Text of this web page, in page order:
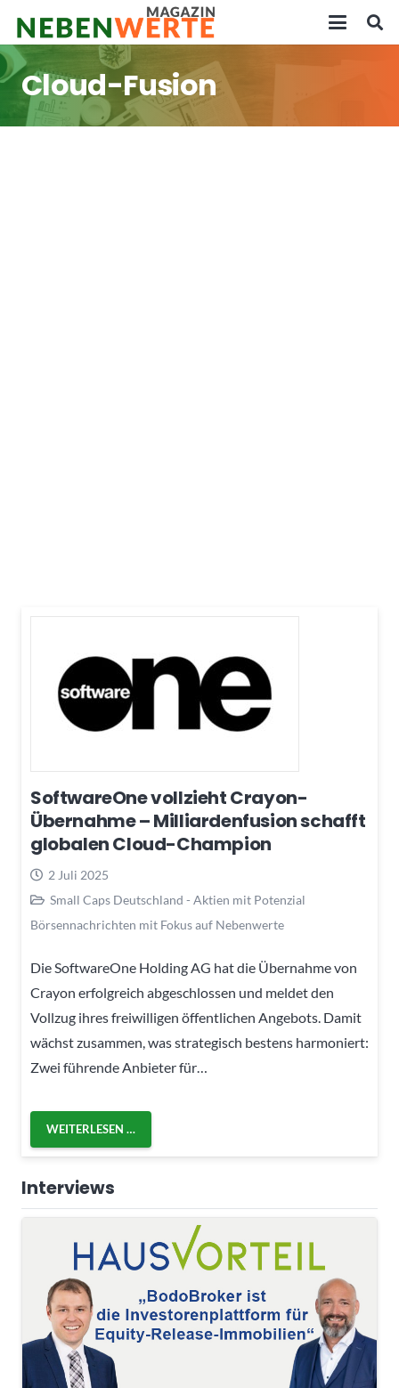
Cloud-Fusion
SoftwareOne vollzieht Crayon-
Übernahme – Milliardenfusion schafft
globalen Cloud-Champion
2 Juli 2025
Small Caps Deutschland - Aktien mit Potenzial
Börsennachrichten mit Fokus auf Nebenwerte
Die SoftwareOne Holding AG hat die Übernahme von
Crayon erfolgreich abgeschlossen und meldet den
Vollzug ihres freiwilligen öffentlichen Angebots. Damit
wächst zusammen, was strategisch bestens harmoniert:
Zwei führende Anbieter für…
WEITERLESEN …
Interviews